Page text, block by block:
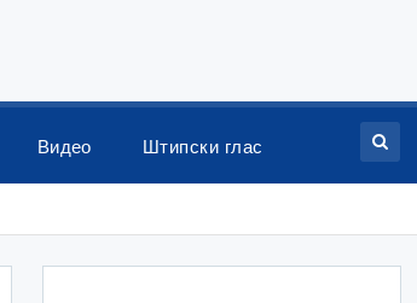
Видео Штипски глас